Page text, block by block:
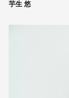
芋⽣ 悠